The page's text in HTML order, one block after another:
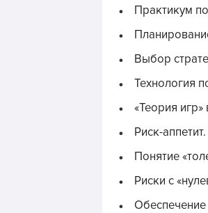
Практикум
Выбор
Технология
«Теория
Риск-
Понятие
Риски с